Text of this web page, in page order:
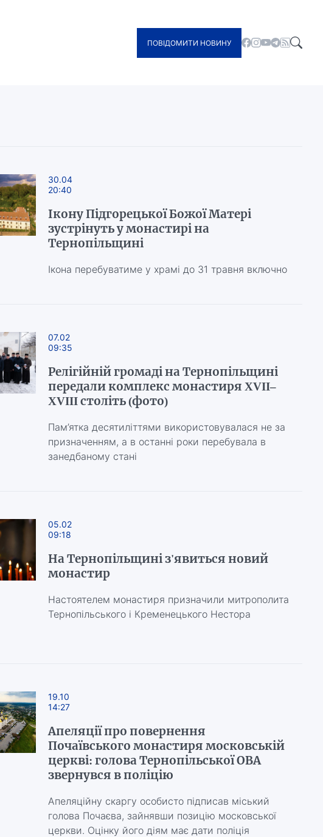
ПОВІДОМИТИ НОВИНУ
30.04
20:40
Ікону Підгорецької Божої Матері
зустрінуть у монастирі на
Тернопільщині
Ікона перебуватиме у храмі до 31 травня включно
07.02
09:35
Релігійній громаді на Тернопільщині
передали комплекс монастиря XVII–
XVIII століть (фото)
Пам’ятка десятиліттями використовувалася не за
призначенням, а в останні роки перебувала в
занедбаному стані
05.02
09:18
На Тернопільщині з'явиться новий
монастир
Настоятелем монастиря призначили митрополита
Тернопільського і Кременецького Нестора
19.10
14:27
Апеляції про повернення
Почаївського монастиря московській
церкві: голова Тернопільської ОВА
звернувся в поліцію
Апеляційну скаргу особисто підписав міський
голова Почаєва, зайнявши позицію московської
церкви. Оцінку його діям має дати поліція